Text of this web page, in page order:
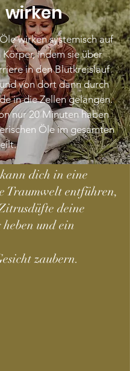
wirken
wirken systemisch auf
Körper, indem sie über
in den Blutkreislauf
von dort dann durch
in die Zellen gelangen.
nur 20 Minuten haben
Öle im gesamten
dich in eine
Traumwelt entführen,
deine
und ein
zaubern.